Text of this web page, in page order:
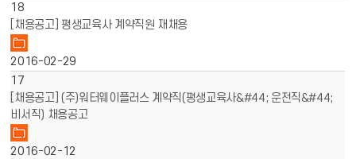
18
[채용공고] 평생교육사 계약직원 재채용
2016-02-29
17
[채용공고] (주)워터웨이플러스 계약직(평생교육사&#44; 운전직&#44;
비서직) 채용공고
2016-02-12